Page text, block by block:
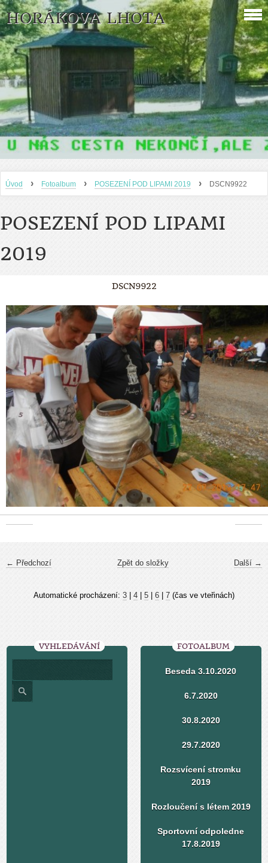
HORÁKOVA LHOTA
Úvod › Fotoalbum › POSEZENÍ POD LIPAMI 2019 › DSCN9922
POSEZENÍ POD LIPAMI
2019
DSCN9922
← Předchozí Další →
Zpět do složky
Automatické procházení: 3 4 5 6 7 (čas ve vteřinách)
VYHLEDÁVÁNÍ FOTOALBUM
Beseda 3.10.2020
6.7.2020
30.8.2020
29.7.2020
Rozsvícení stromku
2019
Rozloučení s létem 2019
Sportovní odpoledne
17.8.2019